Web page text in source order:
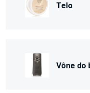
Telo
Vône do